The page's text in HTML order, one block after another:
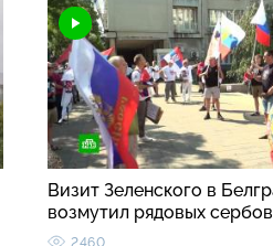
Визит Зеленского в
возмутил рядовых